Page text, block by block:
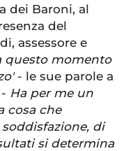
dei Baroni, al
del
assessore e
questo momento
- le sue parole a
Ha per me un
cosa che
di
si determina